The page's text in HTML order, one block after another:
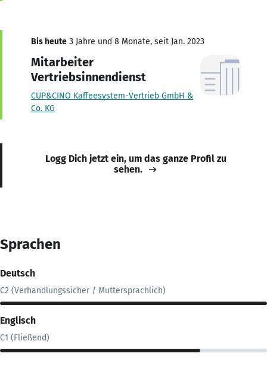
Bis heute 3 Jahre und 8 Monate, seit Jan. 2023
Mitarbeiter
Vertriebsinnendienst
CUP&CINO Kaffeesystem-Vertrieb GmbH &
Co. KG
Logg Dich jetzt ein, um das ganze Profil zu
sehen.
Sprachen
Deutsch
C2 (Verhandlungssicher / Muttersprachlich)
Englisch
C1 (Fließend)